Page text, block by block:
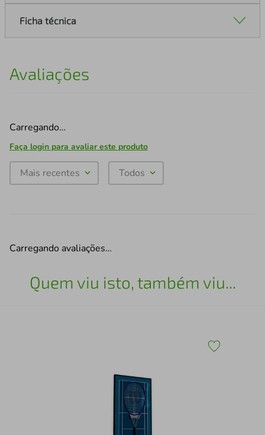
Ficha técnica
Avaliações
Carregando…
Faça login para avaliar este produto
Mais recentes Todos
Carregando avaliações…
Quem viu isto, também viu...